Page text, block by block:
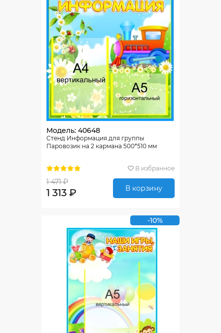
Модель: 40648
Стенд Информация для группы
Паровозик на 2 кармана 500*510 мм
В избранное
1 471 ₽
1 313 ₽ В корзину
-10%